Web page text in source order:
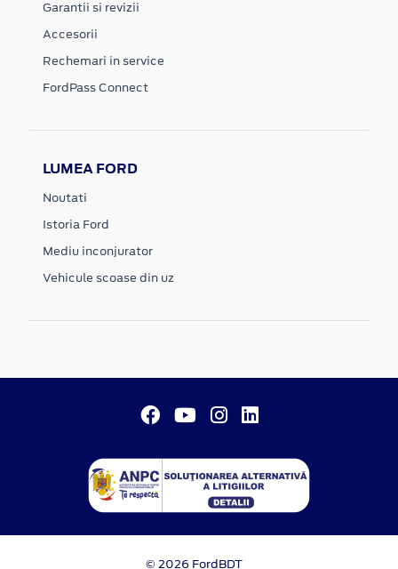
Garantii si revizii
Accesorii
Rechemari in service
FordPass Connect
LUMEA FORD
Noutati
Istoria Ford
Mediu inconjurator
Vehicule scoase din uz
© 2026 FordBDT